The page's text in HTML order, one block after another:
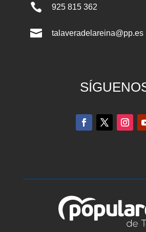
 925 815 362
 talaveradelareina@pp.es